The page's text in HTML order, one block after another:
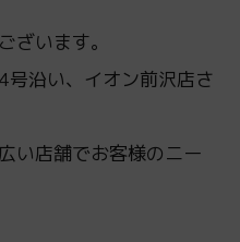
ざいます。
沿い、イオン前沢店さ
い店舗でお客様のニー